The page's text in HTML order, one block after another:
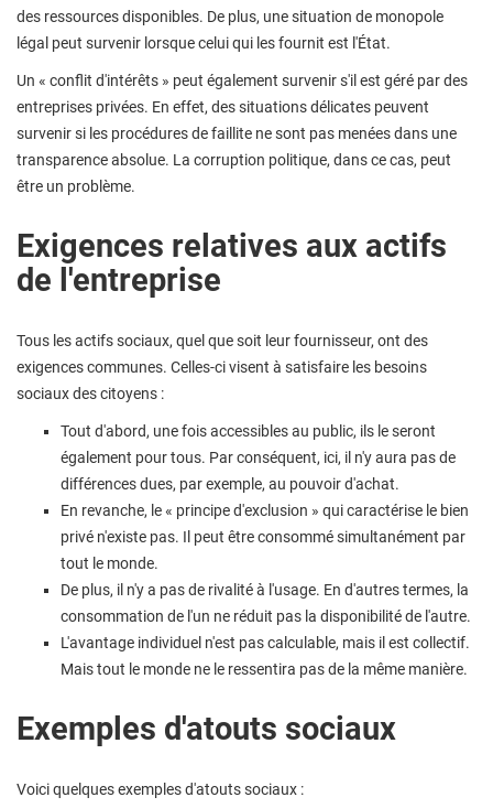
des ressources disponibles. De plus, une situation de monopole
légal peut survenir lorsque celui qui les fournit est l'État.
Un « conflit d'intérêts » peut également survenir s'il est géré par des
entreprises privées. En effet, des situations délicates peuvent
survenir si les procédures de faillite ne sont pas menées dans une
transparence absolue. La corruption politique, dans ce cas, peut
être un problème.
Exigences relatives aux actifs
de l'entreprise
Tous les actifs sociaux, quel que soit leur fournisseur, ont des
exigences communes. Celles-ci visent à satisfaire les besoins
sociaux des citoyens :
Tout d'abord, une fois accessibles au public, ils le seront
également pour tous. Par conséquent, ici, il n'y aura pas de
différences dues, par exemple, au pouvoir d'achat.
En revanche, le « principe d'exclusion » qui caractérise le bien
privé n'existe pas. Il peut être consommé simultanément par
tout le monde.
De plus, il n'y a pas de rivalité à l'usage. En d'autres termes, la
consommation de l'un ne réduit pas la disponibilité de l'autre.
L'avantage individuel n'est pas calculable, mais il est collectif.
Mais tout le monde ne le ressentira pas de la même manière.
Exemples d'atouts sociaux
Voici quelques exemples d'atouts sociaux :